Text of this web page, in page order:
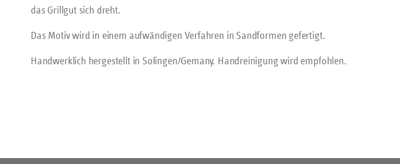
das Grillgut sich dreht.
Das Motiv wird in einem aufwändigen Verfahren in Sandformen gefertigt.
Handwerklich hergestellt in Solingen/Gemany. Handreinigung wird empfohlen.